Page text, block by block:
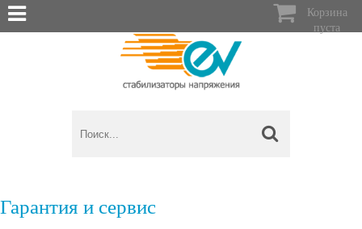

Корзина
пуста
Гарантия и сервис